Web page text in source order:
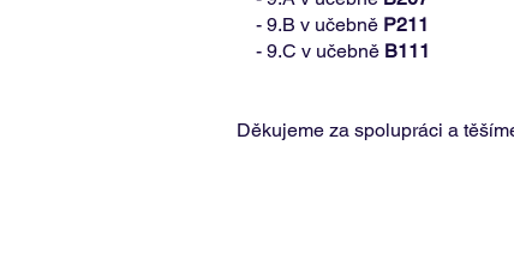
- 9.B v učebně P211
- 9.C v učebně B111
Děkujeme za spolupráci a